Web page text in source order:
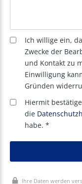
Ich willige ein,
Zwecke der
und Kontakt zu
Einwilligung
Gründen
Hiermit
die
habe. *
Ihre Daten werden